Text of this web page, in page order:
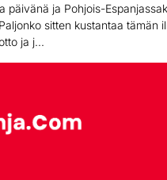
päivänä ja Pohjois-
sitten kustantaa tämän
ja j...